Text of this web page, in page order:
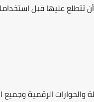
تتطلع عليها قبل
الرقمية